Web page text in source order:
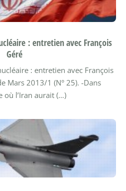
: entretien avec François
Géré
: entretien avec François
Mars 2013/1 (N° 25). -Dans
où l’Iran aurait (…)